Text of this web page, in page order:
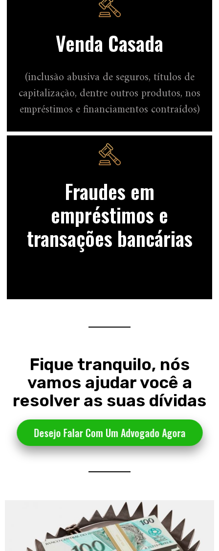
Venda Casada
(inclusão abusiva de seguros, títulos de
capitalização, dentre outros produtos, nos
empréstimos e financiamentos contraídos)
Fraudes em
empréstimos e
transações bancárias
Fique tranquilo, nós
vamos ajudar você a
resolver as suas dívidas
Desejo Falar Com Um Advogado Agora